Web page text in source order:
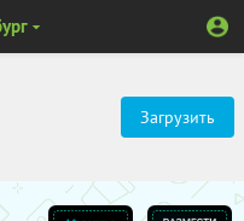
Загрузить